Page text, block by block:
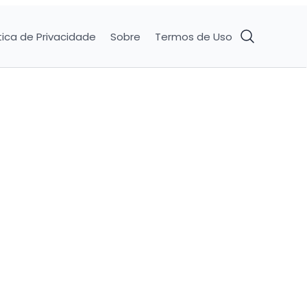
de Privacidade Sobre Termos de Uso